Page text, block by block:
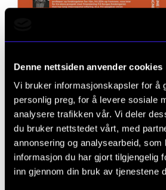
Denne nettsiden anvender cookies
Vi bruker informasjonskapsler for å
personlig preg, for å levere sosiale
analysere trafikken vår. Vi deler
du bruker nettstedet vårt, med
annonsering og analysearbeid,
informasjon du har gjort tilgjengelig
inn gjennom din bruk av tjenestene
UTDANNINGSPOLITIKK
ARTIKLER